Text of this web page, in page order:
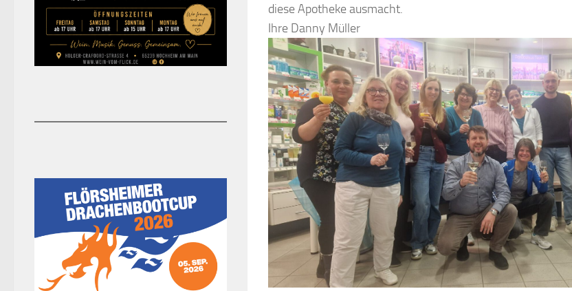
diese Apotheke ausmacht.
Ihre Danny Müller